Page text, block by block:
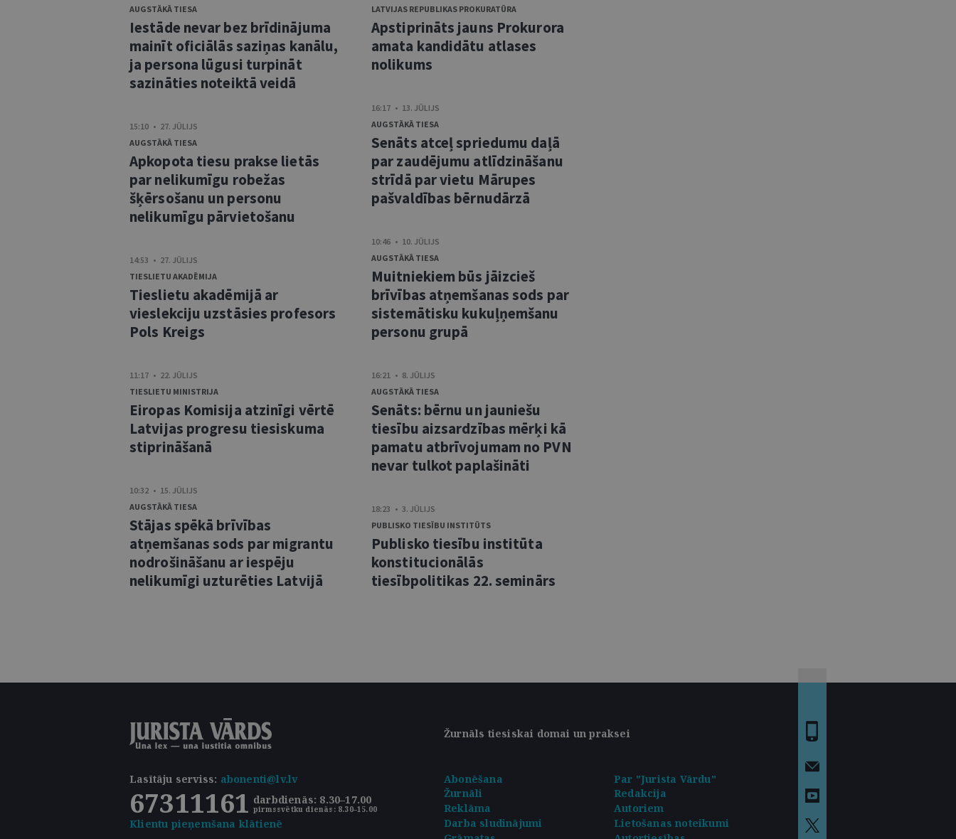
AUGSTĀKĀ TIESA
Iestāde nevar bez brīdinājuma
mainīt oficiālās saziņas kanālu,
ja persona lūgusi turpināt
sazināties noteiktā veidā
15:10 • 27. JŪLIJS
AUGSTĀKĀ TIESA
Apkopota tiesu prakse lietās
par nelikumīgu robežas
šķērsošanu un personu
nelikumīgu pārvietošanu
14:53 • 27. JŪLIJS
TIESLIETU AKADĒMIJA
Tieslietu akadēmijā ar
vieslekciju uzstāsies profesors
Pols Kreigs
11:17 • 22. JŪLIJS
TIESLIETU MINISTRIJA
Eiropas Komisija atzinīgi vērtē
Latvijas progresu tiesiskuma
stiprināšanā
10:32 • 15. JŪLIJS
AUGSTĀKĀ TIESA
Stājas spēkā brīvības
atņemšanas sods par migrantu
nodrošināšanu ar iespēju
nelikumīgi uzturēties Latvijā
LATVIJAS REPUBLIKAS PROKURATŪRA
Apstiprināts jauns Prokurora
amata kandidātu atlases
nolikums
16:17 • 13. JŪLIJS
AUGSTĀKĀ TIESA
Senāts atceļ spriedumu daļā
par zaudējumu atlīdzināšanu
strīdā par vietu Mārupes
pašvaldības bērnudārzā
10:46 • 10. JŪLIJS
AUGSTĀKĀ TIESA
Muitniekiem būs jāizcieš
brīvības atņemšanas sods par
sistemātisku kukuļņemšanu
personu grupā
16:21 • 8. JŪLIJS
AUGSTĀKĀ TIESA
Senāts: bērnu un jauniešu
tiesību aizsardzības mērķi kā
pamatu atbrīvojumam no PVN
nevar tulkot paplašināti
18:23 • 3. JŪLIJS
PUBLISKO TIESĪBU INSTITŪTS
Publisko tiesību institūta
konstitucionālās
tiesībpolitikas 22. seminārs
Žurnāls tiesiskai domai un praksei
Lasītāju serviss: abonenti@lv.lv
67311161 darbdienās: 8.30–17.00
pirmssvētku dienās: 8.30–15.00
Klientu pieņemšana klātienē
Abonēšana
Par "Jurista Vārdu"
Žurnāli
Redakcija
Reklāma
Autoriem
Darba sludinājumi
Lietošanas noteikumi